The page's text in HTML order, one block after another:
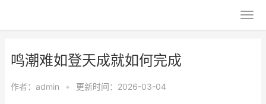
鸣潮难如登天成就如何完成
作者： admin • 更新时间：2026-03-04